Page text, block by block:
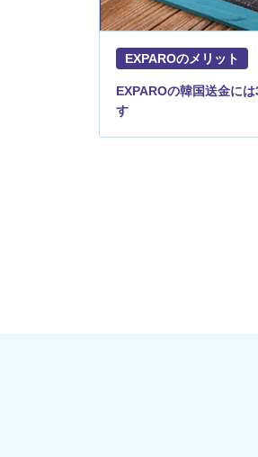
EXPAROのメリット
EXPAROの韓国送金に
す